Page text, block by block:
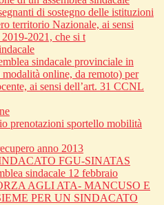
di sostegno delle istituzioni
territorio Nazionale, ai sensi
2021, che si t
sindacale provinciale in
online, da remoto) per
ai sensi dell’art. 31 CCNL
prenotazioni sportello mobilità
anno 2013
FGU-SINATAS
sindacale 12 febbraio
AGLI ATA- MANCUSO E
PER UN SINDACATO